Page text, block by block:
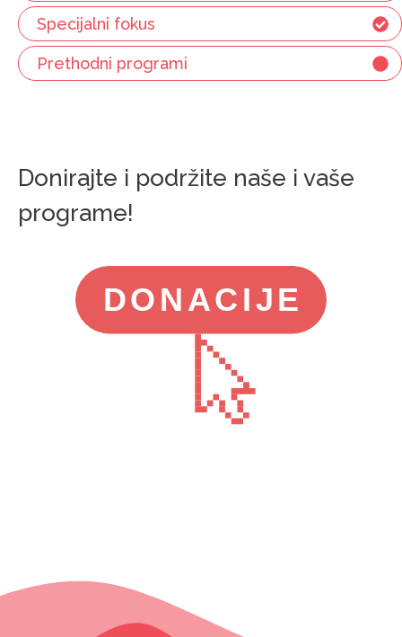
Specijalni fokus
Prethodni programi
Donirajte i podržite naše i vaše
programe!